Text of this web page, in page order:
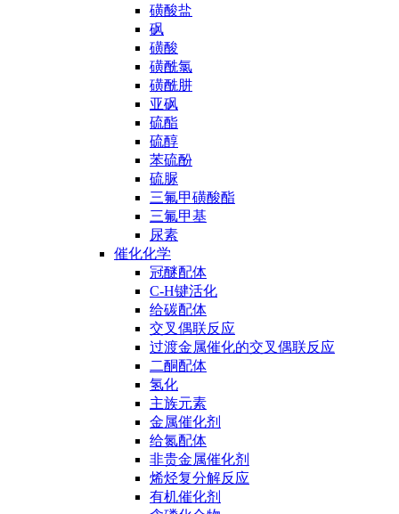
磺酸盐
砜
磺酸
磺酰氯
磺酰肼
亚砜
硫酯
硫醇
苯硫酚
硫脲
三氟甲磺酸酯
三氟甲基
尿素
催化化学
冠醚配体
C-H键活化
给碳配体
交叉偶联反应
过渡金属催化的交叉偶联反应
二酮配体
氢化
主族元素
金属催化剂
给氮配体
非贵金属催化剂
烯烃复分解反应
有机催化剂